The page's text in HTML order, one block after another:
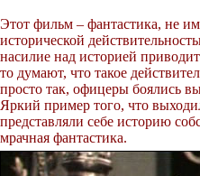
Этот фильм – фантастика, не
исторической
насилие над историей
то думают, что такое
просто так, офицеры боялись
Яркий пример того, что
представляли себе историю
мрачная фантастика.